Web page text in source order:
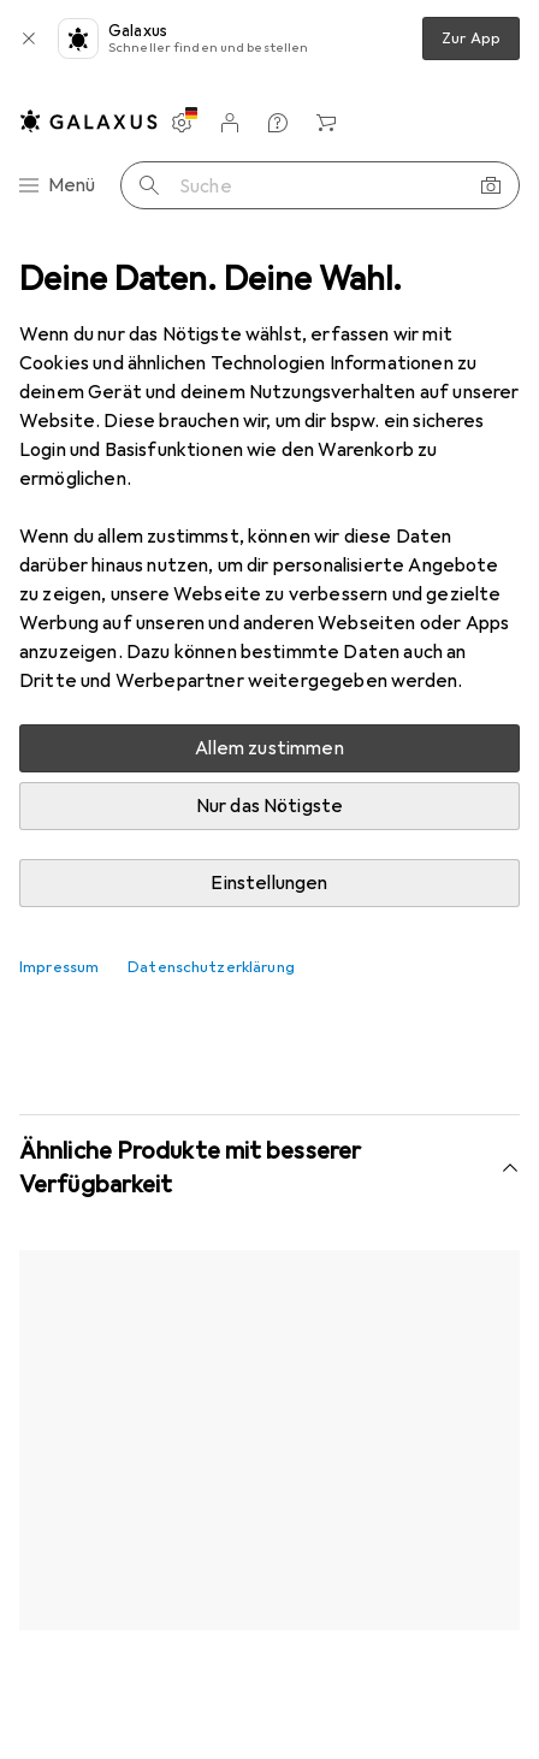
Deine Daten. Deine Wahl.
Wenn du nur das Nötigste wählst, erfassen wir mit
Cookies und ähnlichen Technologien Informationen zu
deinem Gerät und deinem Nutzungsverhalten auf unserer
Website. Diese brauchen wir, um dir bspw. ein sicheres
Login und Basisfunktionen wie den Warenkorb zu
ermöglichen.
Wenn du allem zustimmst, können wir diese Daten
darüber hinaus nutzen, um dir personalisierte Angebote
zu zeigen, unsere Webseite zu verbessern und gezielte
Werbung auf unseren und anderen Webseiten oder Apps
anzuzeigen. Dazu können bestimmte Daten auch an
Dritte und Werbepartner weitergegeben werden.
Allem zustimmen
Nur das Nötigste
Einstellungen
Impressum Datenschutzerklärung
Galaxus
Schneller finden und bestellen Zur App
Navigation nach Kategorien
Menü Suche
Einstellungen
Kundenkonto
Vergleichslisten
Merklisten
Warenkorb
Wohnen Badaccessoires Zahnputzbecher
MSVDennis
EUR
21,75
Bewertungen
Zwischen Mi, 19.8. und Mi, 26.8. geliefert
Benachrichtigen, wenn schneller verfügbar
Lieferort angeben für genaue Lieferzeit
In den Warenkorb
Ähnliche Produkte mit besserer
Verfügbarkeit